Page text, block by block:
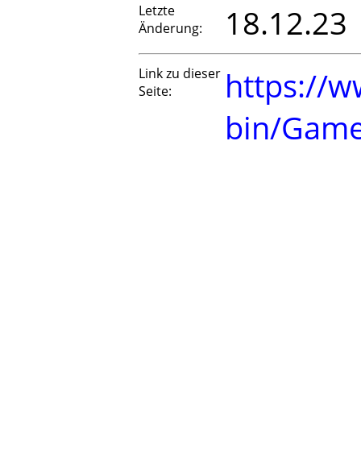
Letzte
Änderung:
18.12.23
Link zu dieser
Seite:
https://
bin/